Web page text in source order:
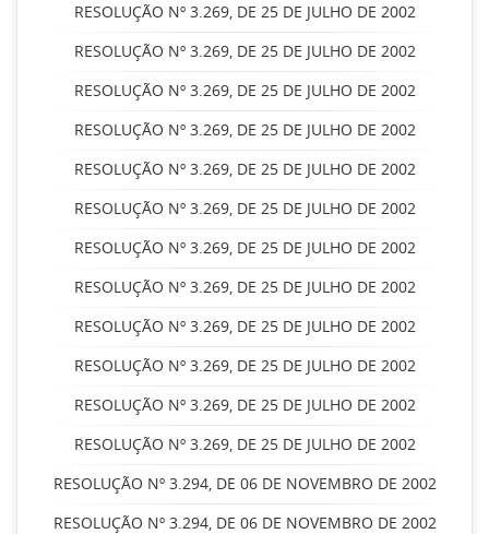
RESOLUÇÃO Nº 3.269, DE 25 DE JULHO DE 2002
RESOLUÇÃO Nº 3.269, DE 25 DE JULHO DE 2002
RESOLUÇÃO Nº 3.269, DE 25 DE JULHO DE 2002
RESOLUÇÃO Nº 3.269, DE 25 DE JULHO DE 2002
RESOLUÇÃO Nº 3.269, DE 25 DE JULHO DE 2002
RESOLUÇÃO Nº 3.269, DE 25 DE JULHO DE 2002
RESOLUÇÃO Nº 3.269, DE 25 DE JULHO DE 2002
RESOLUÇÃO Nº 3.269, DE 25 DE JULHO DE 2002
RESOLUÇÃO Nº 3.269, DE 25 DE JULHO DE 2002
RESOLUÇÃO Nº 3.269, DE 25 DE JULHO DE 2002
RESOLUÇÃO Nº 3.269, DE 25 DE JULHO DE 2002
RESOLUÇÃO Nº 3.269, DE 25 DE JULHO DE 2002
RESOLUÇÃO Nº 3.294, DE 06 DE NOVEMBRO DE 2002
RESOLUÇÃO Nº 3.294, DE 06 DE NOVEMBRO DE 2002